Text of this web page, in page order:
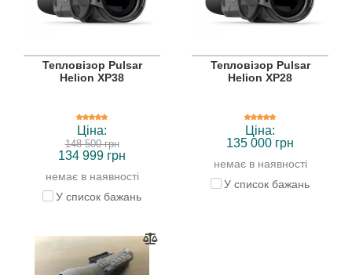
Тепловізор Pulsar
Helion XP38
Ціна:
148 500 грн
134 999 грн
немає в наявності
У список бажань
Тепловізор Pulsar
Helion XP28
Ціна:
135 000 грн
немає в наявності
У список бажань